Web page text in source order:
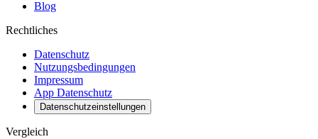
Blog
Rechtliches
Datenschutz
Nutzungsbedingungen
Impressum
App Datenschutz
Datenschutzeinstellungen
Vergleich